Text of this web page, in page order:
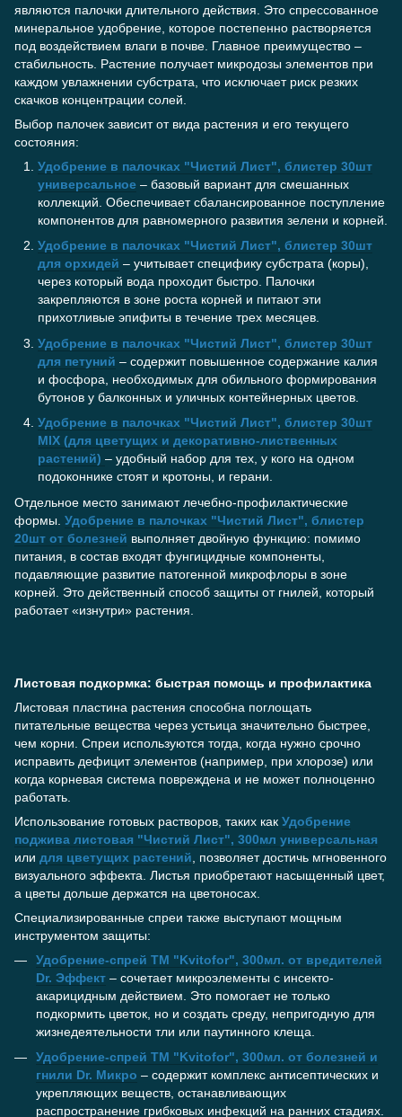
являются палочки длительного действия. Это спрессованное
минеральное удобрение, которое постепенно растворяется
под воздействием влаги в почве. Главное преимущество –
стабильность. Растение получает микродозы элементов при
каждом увлажнении субстрата, что исключает риск резких
скачков концентрации солей.
Выбор палочек зависит от вида растения и его текущего
состояния:
Удобрение в палочках "Чистий Лист", блистер 30шт
универсальное – базовый вариант для смешанных
коллекций. Обеспечивает сбалансированное поступление
компонентов для равномерного развития зелени и корней.
Удобрение в палочках "Чистий Лист", блистер 30шт
для орхидей – учитывает специфику субстрата (коры),
через который вода проходит быстро. Палочки
закрепляются в зоне роста корней и питают эти
прихотливые эпифиты в течение трех месяцев.
Удобрение в палочках "Чистий Лист", блистер 30шт
для петуний – содержит повышенное содержание калия
и фосфора, необходимых для обильного формирования
бутонов у балконных и уличных контейнерных цветов.
Удобрение в палочках "Чистий Лист", блистер 30шт
MIX (для цветущих и декоративно-лиственных
растений) – удобный набор для тех, у кого на одном
подоконнике стоят и кротоны, и герани.
Отдельное место занимают лечебно-профилактические
формы. Удобрение в палочках "Чистий Лист", блистер
20шт от болезней выполняет двойную функцию: помимо
питания, в состав входят фунгицидные компоненты,
подавляющие развитие патогенной микрофлоры в зоне
корней. Это действенный способ защиты от гнилей, который
работает «изнутри» растения.
Листовая подкормка: быстрая помощь и профилактика
Листовая пластина растения способна поглощать
питательные вещества через устьица значительно быстрее,
чем корни. Спреи используются тогда, когда нужно срочно
исправить дефицит элементов (например, при хлорозе) или
когда корневая система повреждена и не может полноценно
работать.
Использование готовых растворов, таких как Удобрение
поджива листовая "Чистий Лист", 300мл универсальная
или для цветущих растений , позволяет достичь мгновенного
визуального эффекта. Листья приобретают насыщенный цвет,
а цветы дольше держатся на цветоносах.
Специализированные спреи также выступают мощным
инструментом защиты:
Удобрение-спрей ТМ "Kvitofor", 300мл. от вредителей
Dr. Эффект – сочетает микроэлементы с инсекто-
акарицидным действием. Это помогает не только
подкормить цветок, но и создать среду, непригодную для
жизнедеятельности тли или паутинного клеща.
Удобрение-спрей ТМ "Kvitofor", 300мл. от болезней и
гнили Dr. Микро – содержит комплекс антисептических и
укрепляющих веществ, останавливающих
распространение грибковых инфекций на ранних стадиях.